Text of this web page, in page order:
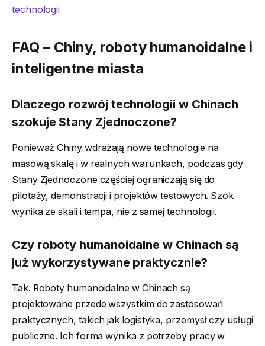
technologii
FAQ – Chiny, roboty humanoidalne i
inteligentne miasta
Dlaczego rozwój technologii w Chinach
szokuje Stany Zjednoczone?
Ponieważ Chiny wdrażają nowe technologie na
masową skalę i w realnych warunkach, podczas gdy
Stany Zjednoczone częściej ograniczają się do
pilotaży, demonstracji i projektów testowych. Szok
wynika ze skali i tempa, nie z samej technologii.
Czy roboty humanoidalne w Chinach są
już wykorzystywane praktycznie?
Tak. Roboty humanoidalne w Chinach są
projektowane przede wszystkim do zastosowań
praktycznych, takich jak logistyka, przemysł czy usługi
publiczne. Ich forma wynika z potrzeby pracy w